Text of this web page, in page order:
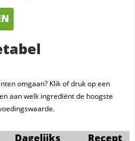
omgaan? Klik of druk op een
aan welk ingrediënt de hoogste
Dagelijks
Recept